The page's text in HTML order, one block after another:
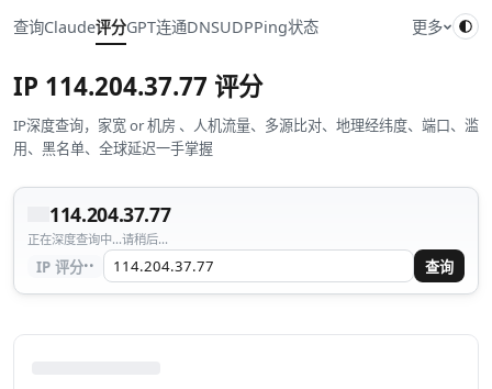
查询Claude评分GPT连通DNSUDPPing状态 更多
IP 114.204.37.77 评分
IP深度查询，家宽 or 机房 、人机流量、多源比对、地理经纬度、端口、滥
用、黑名单、全球延迟一手掌握
114.204.37.77
正在深度查询中...请稍后...
IP 评分·· 查询